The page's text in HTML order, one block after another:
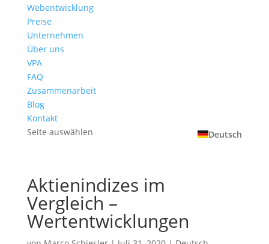
Webentwicklung
Preise
Unternehmen
Über uns
VPA
FAQ
Zusammenarbeit
Blog
Kontakt
Deutsch
Seite auswählen
Aktienindizes im
Vergleich –
Wertentwicklungen